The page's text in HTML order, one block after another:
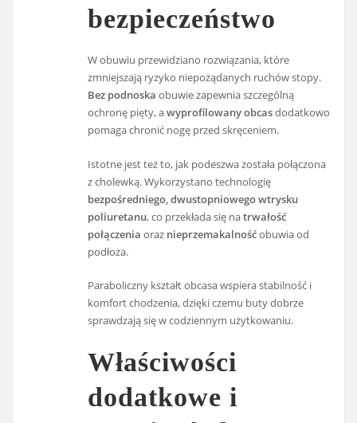
bezpieczeństwo
W obuwiu przewidziano rozwiązania, które
zmniejszają ryzyko niepożądanych ruchów stopy.
Bez podnoska obuwie zapewnia szczególną
ochronę pięty, awyprofilowany obcasdodatkowo
pomaga chronić nogę przed skręceniem.
Istotne jest też to, jak podeszwa została połączona
z cholewką. Wykorzystano technologię
bezpośredniego, dwustopniowego wtrysku
poliuretanu, co przekłada się natrwałość
połączenia oraz nieprzemakalnośćobuwia od
podłoża.
Paraboliczny kształt obcasa wspiera stabilność i
komfort chodzenia, dzięki czemu buty dobrze
sprawdzają się w codziennym użytkowaniu.
Właściwości
dodatkowe i